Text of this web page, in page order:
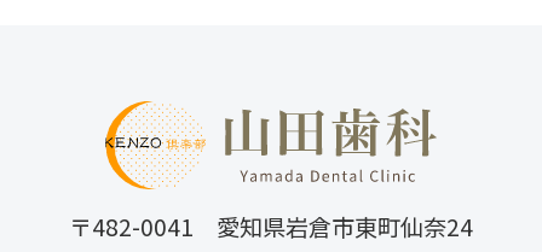
〒482-0041 愛知県岩倉市東町仙奈24